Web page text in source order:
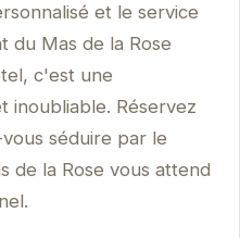
et le service
du Mas de la Rose
c'est une
inoubliable. Réservez
séduire par le
de la Rose vous attend